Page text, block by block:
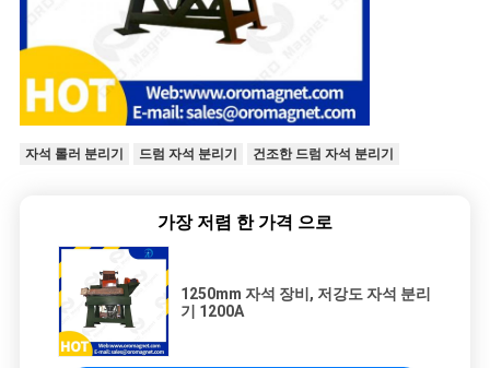
자석 롤러 분리기 드럼 자석 분리기 건조한 드럼 자석 분리기
가장 저렴 한 가격 으로
1250mm 자석 장비, 저강도 자석 분리
기 1200A